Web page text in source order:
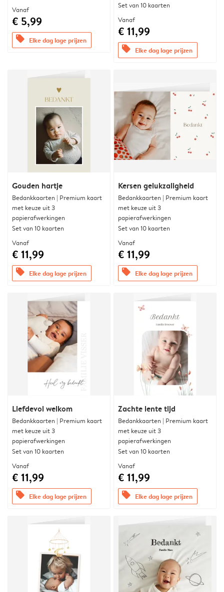
Vanaf
€ 5,99
offers Elke dag lage prijzen
Set van 10 kaarten
Vanaf
€ 11,99
offers Elke dag lage prijzen
Gouden hartje
Bedankkaarten | Premium kaart
met keuze uit 3
papierafwerkingen
Set van 10 kaarten
Vanaf
€ 11,99
offers Elke dag lage prijzen
Kersen gelukzaligheid
Bedankkaarten | Premium kaart
met keuze uit 3
papierafwerkingen
Set van 10 kaarten
Vanaf
€ 11,99
offers Elke dag lage prijzen
Liefdevol welkom
Bedankkaarten | Premium kaart
met keuze uit 3
papierafwerkingen
Set van 10 kaarten
Vanaf
€ 11,99
offers Elke dag lage prijzen
Zachte lente tijd
Bedankkaarten | Premium kaart
met keuze uit 3
papierafwerkingen
Set van 10 kaarten
Vanaf
€ 11,99
offers Elke dag lage prijzen